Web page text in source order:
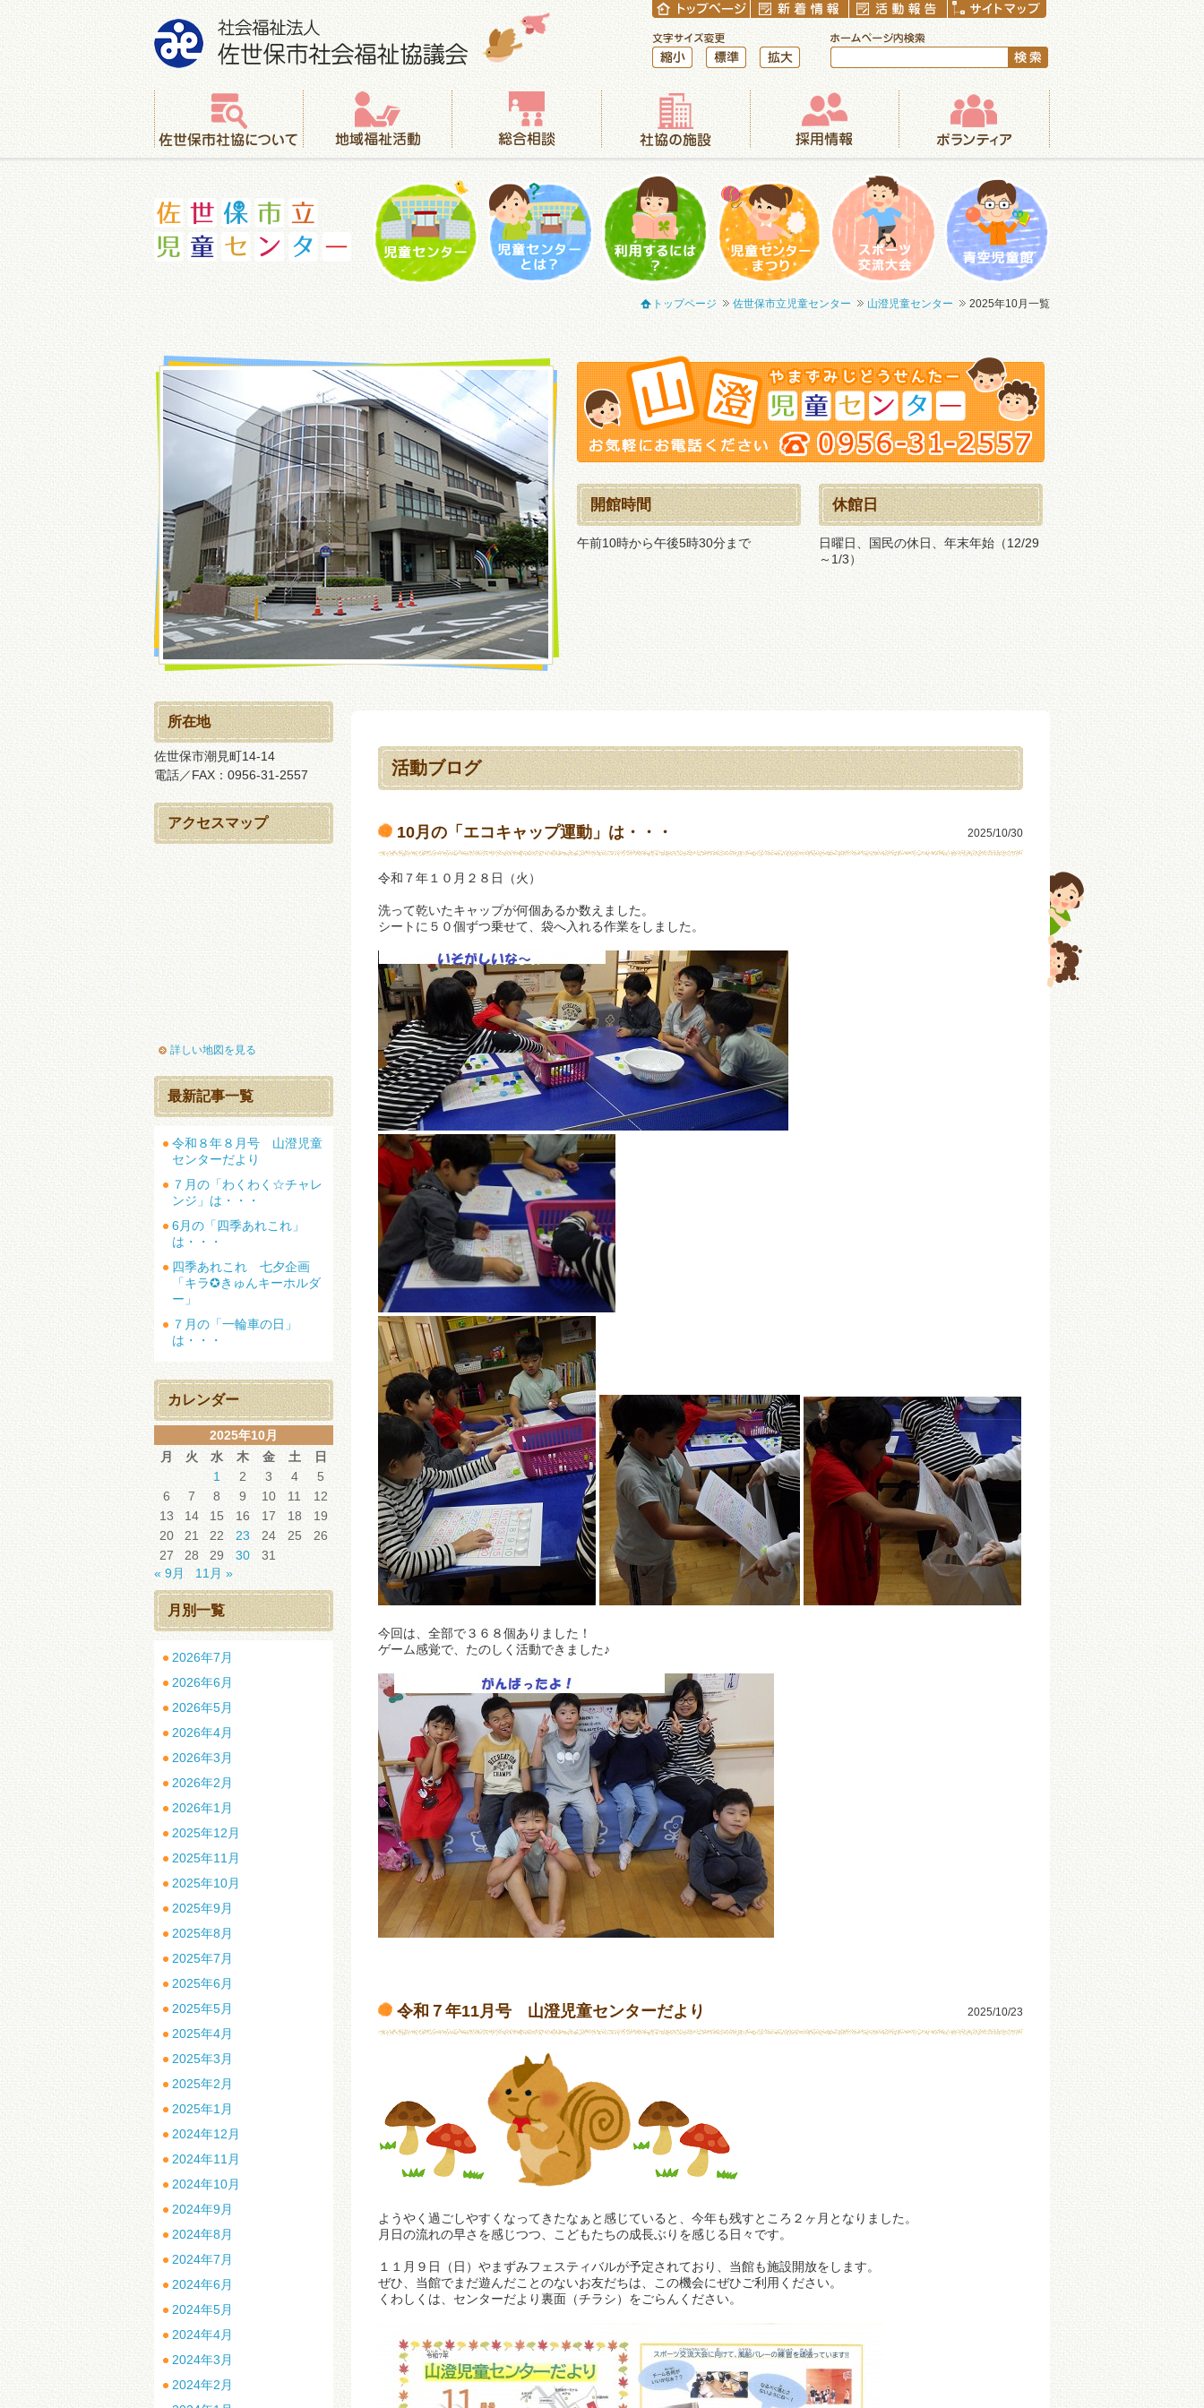
社会福祉法人 佐世保市社会福祉協議会
縮小 標準
佐世保市社協について 地域福祉活動 総合相談 社協の施設 採用情報 ボランティア
トップページ
佐世保市立児童センター 山澄児童センター 2025年10月一覧
開館時間
午前10時から午後5時30分まで
休館日
日曜日、国民の休日、年末年始（12/29
～1/3）
活動ブログ
10月の「エコキャップ運動」は・・・ 2025/10/30
令和７年１０月２８日（火）
洗って乾いたキャップが何個あるか数えました。
シートに５０個ずつ乗せて、袋へ入れる作業をしました。
今回は、全部で３６８個ありました！
ゲーム感覚で、たのしく活動できました♪
令和７年11月号 山澄児童センターだより 2025/10/23
ようやく過ごしやすくなってきたなぁと感じていると、今年も残すところ２ヶ月となりました。
月日の流れの早さを感じつつ、こどもたちの成長ぶりを感じる日々です。
１１月９日（日）やまずみフェスティバルが予定されており、当館も施設開放をします。
ぜひ、当館でまだ遊んだことのないお友だちは、この機会にぜひご利用ください。
くわしくは、センターだより裏面（チラシ）をごらんください。
所在地
佐世保市潮見町14-14
電話／FAX：0956-31-2557
アクセスマップ
詳しい地図を見る
最新記事一覧
令和８年８月号 山澄児童
センターだより
７月の「わくわく☆チャレ
ンジ」は・・・
6月の「四季あれこれ」
は・・・
四季あれこれ 七夕企画
「キラ✪きゅんキーホルダ
ー」
７月の「一輪車の日」
は・・・
カレンダー
2025年10月
月
火 水 木 金 土
日
1
2 3 4
5
6
7 8 9 10 11
12
13
14 15 16 17 18
19
20
21 22 23 24 25
26
27
28 29 30
31
« 9月
11月 »
月別一覧
2026年7月
2026年6月
2026年5月
2026年4月
2026年3月
2026年2月
2026年1月
2025年12月
2025年11月
2025年10月
2025年9月
2025年8月
2025年7月
2025年6月
2025年5月
2025年4月
2025年3月
2025年2月
2025年1月
2024年12月
2024年11月
2024年10月
2024年9月
2024年8月
2024年7月
2024年6月
2024年5月
2024年4月
2024年3月
2024年2月